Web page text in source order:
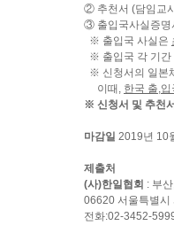
② 추천서 (담임교
③ 출입국사실증명
※ 출입국 사실은
※ 출입국 각 기간
※ 신청서의 일본
이때, 한국 출,
※ 신청서 및 추천
마감일 2019년 10
제출처
(사)한일협회 : 부
06620 서울특별시
전화:02-3452-